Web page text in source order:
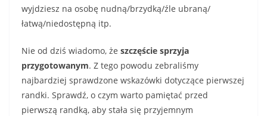
wyjdziesz na osobę nudną/brzydką/źle ubraną/
łatwą/niedostępną itp.
Nie od dziś wiadomo, że szczęście sprzyja
przygotowanym. Z tego powodu zebraliśmy
najbardziej sprawdzone wskazówki dotyczące pierwszej
randki. Sprawdź, o czym warto pamiętać przed
pierwszą randką, aby stała się przyjemnym